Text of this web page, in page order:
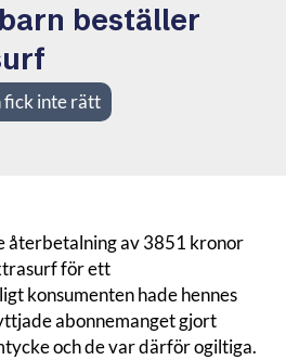
beställer
fick inte rätt
återbetalning av 3851 kronor
för ett
konsumenten hade hennes
abonnemanget gjort
och de var därför ogiltiga.